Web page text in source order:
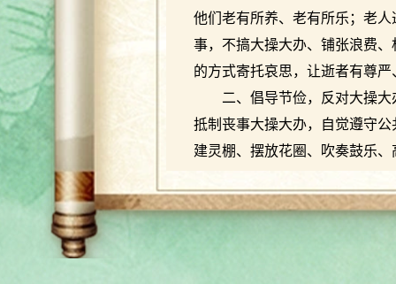
他们老有所养、老有所乐；老
事，不搞大操大办、铺张浪费
的方式寄托哀思，让逝者有尊
二、倡导节俭，反对大操
抵制丧事大操大办，自觉遵守
建灵棚、摆放花圈、吹奏鼓乐
减少不必要的开支，节俭办丧